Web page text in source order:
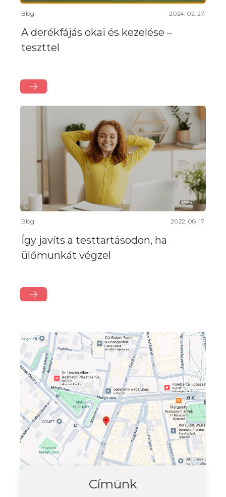
Blog 2024. 02. 27.
A derékfájás okai és kezelése –
teszttel
Blog 2022. 08. 17.
Így javíts a testtartásodon, ha
ülőmunkát végzel
Címünk